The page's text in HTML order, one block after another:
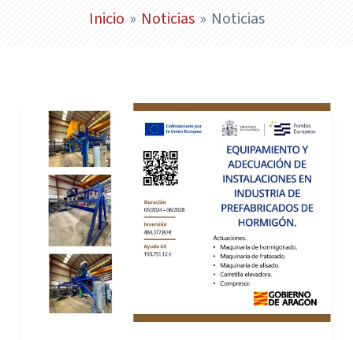
Inicio Noticias Noticias